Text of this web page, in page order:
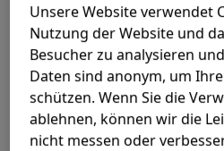
Der Inhalt
Zielkategorie
Unsere Website verwendet
Nutzung der Website und
Besucher zu analysieren
Daten sind anonym, um
schützen. Wenn Sie die
ablehnen, können wir die
nicht messen oder